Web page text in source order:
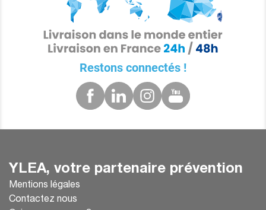
Restons connectés !
YLEA, votre partenaire prévention
Mentions légales
Contactez nous